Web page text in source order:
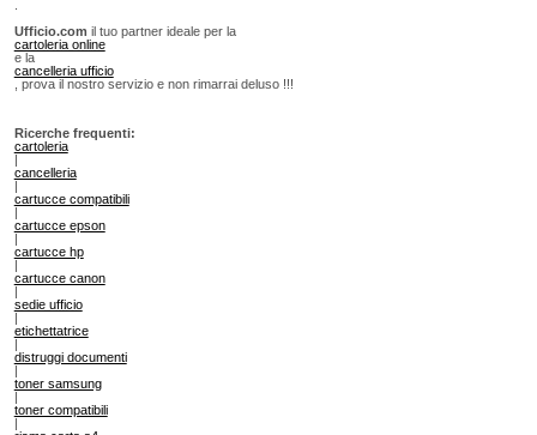
Ufficio.com il tuo partner ideale per la
cartoleria online
e la
cancelleria ufficio
, prova il nostro servizio e non rimarrai deluso !!!
Ricerche frequenti:
cartoleria
|
cancelleria
|
cartucce compatibili
|
cartucce epson
|
cartucce hp
|
cartucce canon
|
sedie ufficio
|
etichettatrice
|
distruggi documenti
|
toner samsung
|
toner compatibili
|